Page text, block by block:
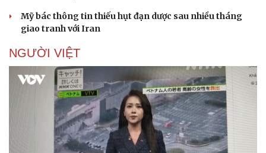
Mỹ bác thông tin thiếu hụt đạn dược sau nhiều tháng
giao tranh với Iran
NGƯỜI VIỆT